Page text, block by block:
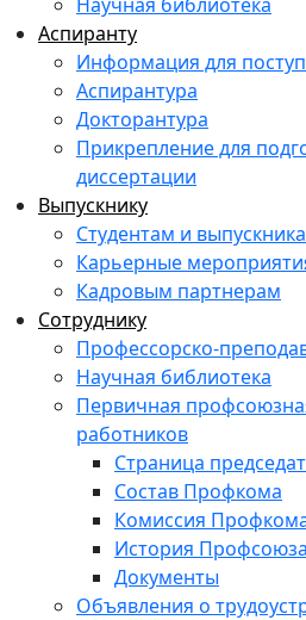
Аспиранту
Информация для
Аспирантура
Докторантура
Прикрепление для
диссертации
Выпускнику
Студентам и
Карьерные
Кадровым партнерам
Сотруднику
Профессорско-
Научная библиотека
Первичная
работников
Страница
Состав Профкома
Комиссия
История Профсоюза
Документы
Объявления о